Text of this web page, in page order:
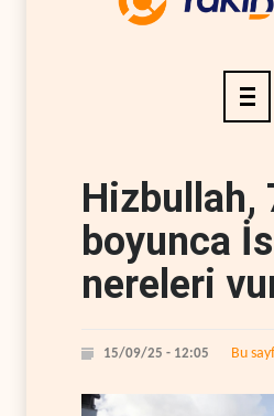
Hizbullah,
boyunca
nereleri
15/09/25 - 12:05 Bu